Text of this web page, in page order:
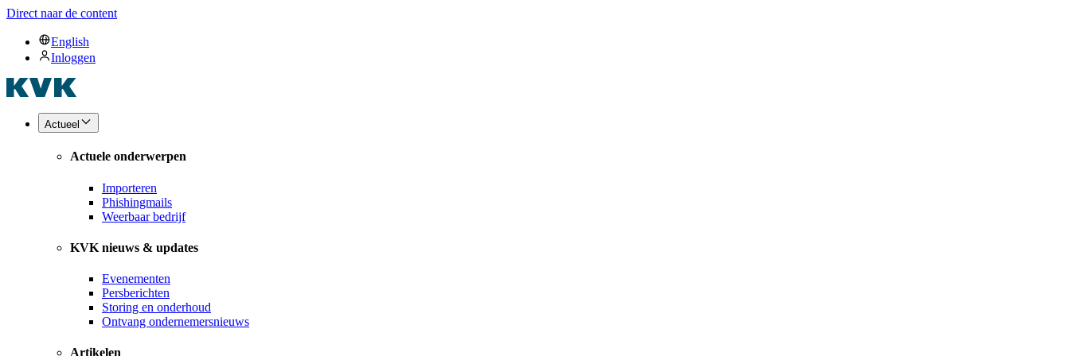
Direct naar de content
English
Inloggen
Actueel
Actuele onderwerpen
Importeren
Phishingmails
Weerbaar bedrijf
KVK nieuws & updates
Evenementen
Persberichten
Storing en onderhoud
Ontvang ondernemersnieuws
Artikelen